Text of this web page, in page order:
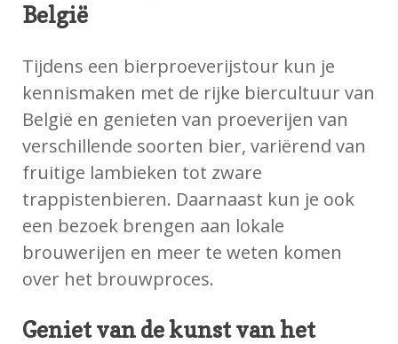
België
Tijdens een bierproeverijstour kun je
kennismaken met de rijke biercultuur van
België en genieten van proeverijen van
verschillende soorten bier, variërend van
fruitige lambieken tot zware
trappistenbieren. Daarnaast kun je ook
een bezoek brengen aan lokale
brouwerijen en meer te weten komen
over het brouwproces.
Geniet van de kunst van het